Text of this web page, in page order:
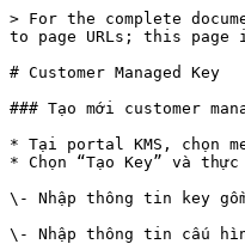
> For the complete
to page URLs; this page
# Customer Managed Key
### Tạo mới customer
* Tại portal KMS, chọn
* Chọn “Tạo Key” và
\- Nhập thông tin key
\- Nhập thông tin cấu